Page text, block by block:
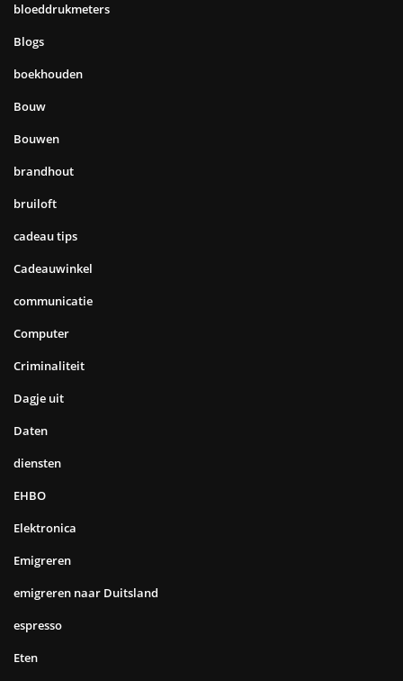
bloeddrukmeters
Blogs
boekhouden
Bouw
Bouwen
brandhout
bruiloft
cadeau tips
Cadeauwinkel
communicatie
Computer
Criminaliteit
Dagje uit
Daten
diensten
EHBO
Elektronica
Emigreren
emigreren naar Duitsland
espresso
Eten